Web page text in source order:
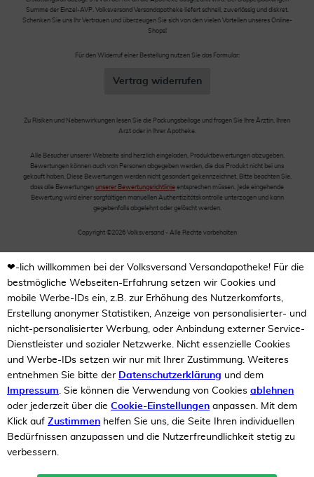
Summe der Einzel-AVP. Volksversand Versandapotheke liefert schnell, zuverlässig und diskret.
Schenken Sie uns Ihr Vertrauen und überzeugen Sie sich von den vielen Vorteilen unseres Online-
Shops!
Für den Widerruf einer Bestellung nutzen Sie das Formular:
Vertrag widerrufen
Zu Risiken und Nebenwirkungen lesen Sie die Packungsbeilage und fragen Sie Ihre Ärztin, Ihren
Arzt oder in Ihrer Apotheke.
Alle Besucher unserer Webseite sind herzlich eingeladen, Produktbewertungen abzugeben.
Bewertungen können auch von Personen abgegeben werden, die das Produkt nicht bei uns
gekauft haben. Diese Bewertungen werden nicht gesondert gekennzeichnet. Bitte beachten Sie,
dass alle Bewertungen unserer Bewertungsrichtlinie entsprechen müssen. Jede eingehende
Bewertung wird einer sorgfältigen manuellen Authentizitätskontrolle unterzogen und kann
gegebenfalls abgelehnt oder gelöscht werden.
Copyright ©2026 Volksversand - Alle Rechte vorbehalten
❤-lich willkommen bei der Volksversand Versandapotheke! Für die
bestmögliche Webseiten-Erfahrung setzen wir Cookies und
mobile Werbe-IDs ein, z.B. zur Erhöhung des Nutzerkomforts,
Erstellung anonymer Statistiken, Anzeige von personalisierter- und
nicht-personalisierter Werbung, oder Anbindung externer Service-
Dienstleister und sozialer Netzwerke. Nicht essenzielle Cookies
und Werbe-IDs setzen wir nur mit Ihrer Zustimmung. Weiteres
entnehmen Sie bitte der Datenschutzerklärung und dem
Impressum. Sie können die Verwendung von Cookies ablehnen
oder jederzeit über die Cookie-Einstellungen anpassen. Mit dem
Klick auf Zustimmen helfen Sie uns, die Seite Ihren individuellen
Bedürfnissen anzupassen und die Nutzerfreundlichkeit stetig zu
verbessern.